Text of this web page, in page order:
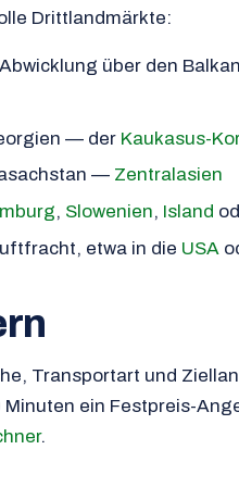
Drittlandmärkte:
über den
— der Kaukasus-
— Zentralasien
, Slowenien, Island
etwa in die USA
Transportart und
Minuten ein Festpreis-
.